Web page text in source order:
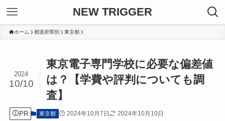
NEW TRIGGER
ホーム 都道府県別 東京都
東京電子専門学校に必要な偏差値
は？【学費や評判についても調
査】
2024
10/10
PR 東京都 2024年10月7日 2024年10月10日